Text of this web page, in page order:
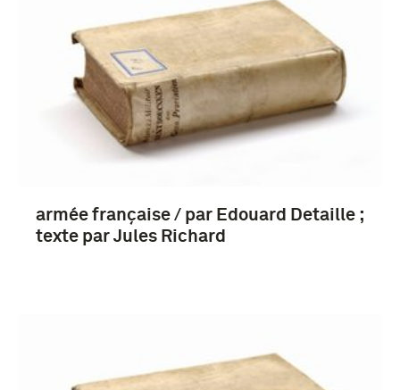
armée française / par Edouard Detaille ;
texte par Jules Richard